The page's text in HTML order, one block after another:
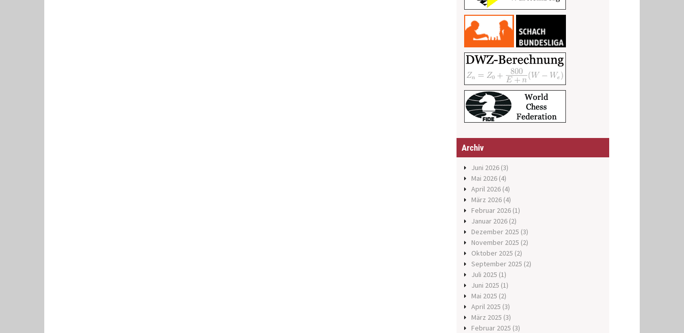
Archiv
Juni 2026 (3)
Mai 2026 (4)
April 2026 (4)
März 2026 (4)
Februar 2026 (1)
Januar 2026 (2)
Dezember 2025 (3)
November 2025 (2)
Oktober 2025 (2)
September 2025 (2)
Juli 2025 (1)
Juni 2025 (1)
Mai 2025 (2)
April 2025 (3)
März 2025 (3)
Februar 2025 (3)